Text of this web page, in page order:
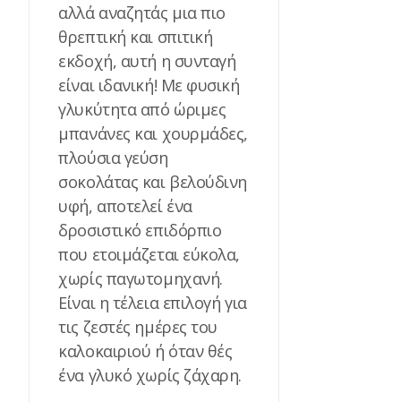
αλλά αναζητάς μια πιο
θρεπτική και σπιτική
εκδοχή, αυτή η συνταγή
είναι ιδανική! Με φυσική
γλυκύτητα από ώριμες
μπανάνες και χουρμάδες,
πλούσια γεύση
σοκολάτας και βελούδινη
υφή, αποτελεί ένα
δροσιστικό επιδόρπιο
που ετοιμάζεται εύκολα,
χωρίς παγωτομηχανή.
Είναι η τέλεια επιλογή για
τις ζεστές ημέρες του
καλοκαιριού ή όταν θές
ένα γλυκό χωρίς ζάχαρη.